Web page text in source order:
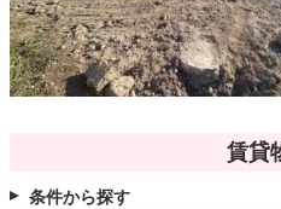
賃貸
条件から探す